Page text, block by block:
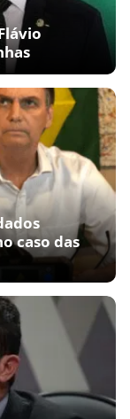
caso das